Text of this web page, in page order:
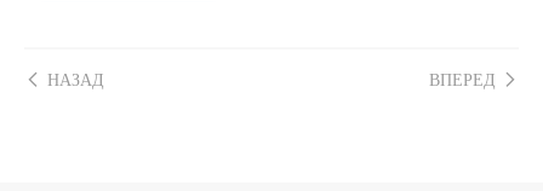
НАЗАД ВПЕРЕД